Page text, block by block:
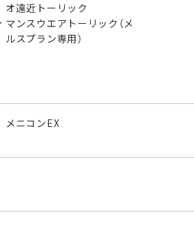
オ遠近トーリック
マンスウエアトーリック（メ
ルスプラン専用）
メニコンEX